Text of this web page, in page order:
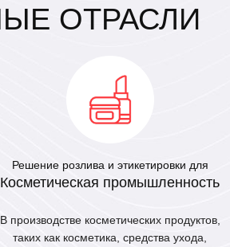
ОТРАСЛИ
Решение розлива и этикетировки для
Косметическая промышленность
В производстве косметических продуктов,
таких как косметика, средства ухода,